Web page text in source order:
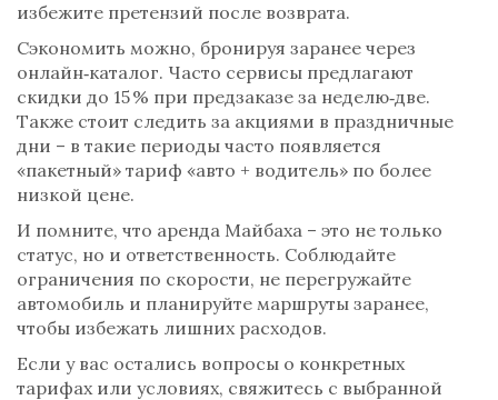
избежите претензий после возврата.
Сэкономить можно, бронируя заранее через
онлайн‑каталог. Часто сервисы предлагают
скидки до 15 % при предзаказе за неделю‑две.
Также стоит следить за акциями в праздничные
дни – в такие периоды часто появляется
«пакетный» тариф «авто + водитель» по более
низкой цене.
И помните, что аренда Майбаха – это не только
статус, но и ответственность. Соблюдайте
ограничения по скорости, не перегружайте
автомобиль и планируйте маршруты заранее,
чтобы избежать лишних расходов.
Если у вас остались вопросы о конкретных
тарифах или условиях, свяжитесь с выбранной